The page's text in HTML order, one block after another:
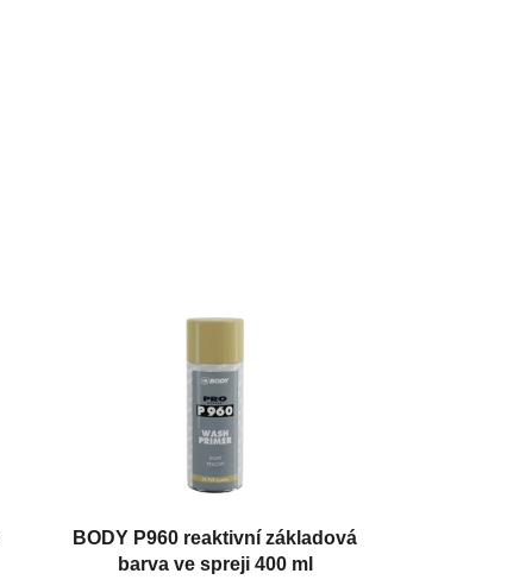
BODY P960 reaktivní základová
barva ve spreji 400 ml